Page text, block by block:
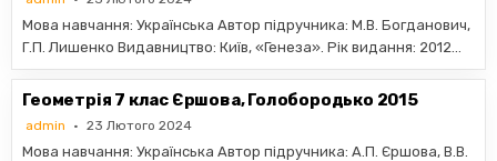
Мова навчання: Українська Автор підручника: М.В. Богданович,
Г.П. Лишенко Видавництво: Київ, «Генеза». Рік видання: 2012…
Геометрія 7 клас Єршова, Голобородько 2015
admin 23 Лютого 2024
Мова навчання: Українська Автор підручника: А.П. Єршова, В.В.